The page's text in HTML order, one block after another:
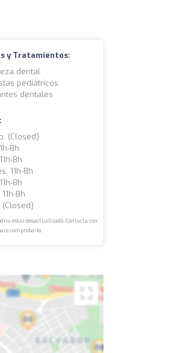
y Tratamientos:
dental
pediátricos
dentales
(closed)
8h
8h
11h-8h
8h
8h
(closed)
estar desactualizado. Contacta con
comprobarlo.